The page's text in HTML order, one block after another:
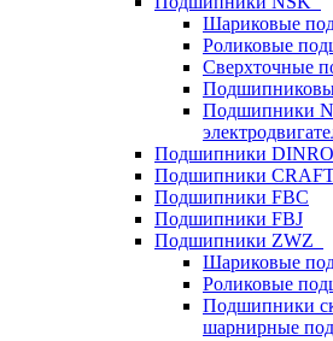
Шариковые
Роликовые
Сверхточные
Подшипники
Подшипники
Подшипники
Подшипники FBC
Подшипники FBJ
Подшипники ZWZ
Шариковые
Роликовые
Подшипники
шарнирные